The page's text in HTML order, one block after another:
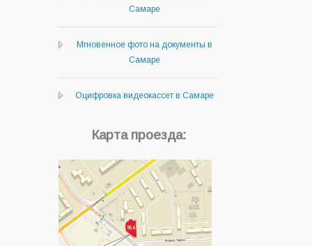
Самаре
Мгновенное фото на документы в
Самаре
Оцифровка видеокассет в Самаре
Карта проезда: